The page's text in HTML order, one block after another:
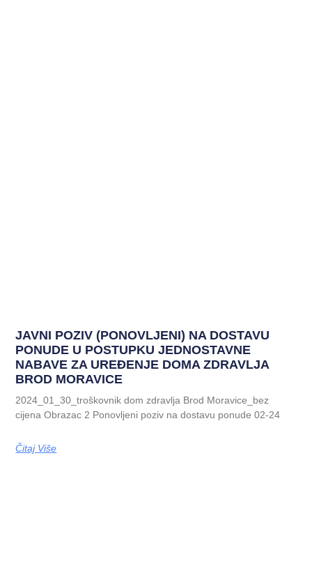
JAVNI POZIV (PONOVLJENI) NA DOSTAVU
PONUDE U POSTUPKU JEDNOSTAVNE
NABAVE ZA UREĐENJE DOMA ZDRAVLJA
BROD MORAVICE
2024_01_30_troškovnik dom zdravlja Brod Moravice_bez
cijena Obrazac 2 Ponovljeni poziv na dostavu ponude 02-24
Čitaj Više